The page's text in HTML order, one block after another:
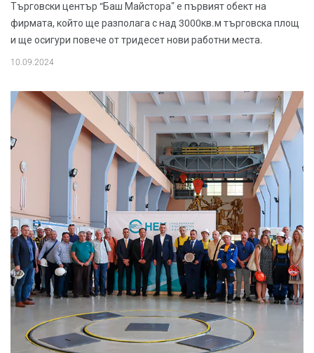
Търговски център “Баш Майстора” е първият обект на
фирмата, който ще разполага с над 3000кв.м търговска площ
и ще осигури повече от тридесет нови работни места.
10.09.2024